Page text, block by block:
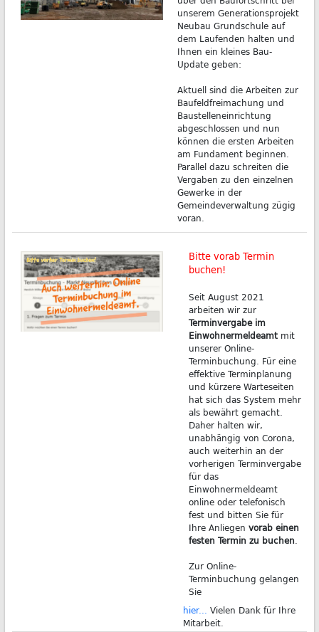
unserem Generationsprojekt
Neubau Grundschule auf
dem Laufenden halten und
Ihnen ein kleines Bau-
Update geben:
Aktuell sind die Arbeiten zur
Baufeldfreimachung und
Baustelleneinrichtung
abgeschlossen und nun
können die ersten Arbeiten
am Fundament beginnen.
Parallel dazu schreiten die
Vergaben zu den einzelnen
Gewerke in der
Gemeindeverwaltung zügig
voran.
Bitte vorab Termin
buchen!
Seit August 2021
arbeiten wir zur
Terminvergabe im
Einwohnermeldeamt mit
unserer Online-
Terminbuchung. Für eine
effektive Terminplanung
und kürzere Warteseiten
hat sich das System mehr
als bewährt gemacht.
Daher halten wir,
unabhängig von Corona,
auch weiterhin an der
vorherigen Terminvergabe
für das
Einwohnermeldeamt
online oder telefonisch
fest und bitten Sie für
Ihre Anliegen vorab einen
festen Termin zu buchen.
Zur Online-
Terminbuchung gelangen
Sie
hier... Vielen Dank für Ihre
Mitarbeit.